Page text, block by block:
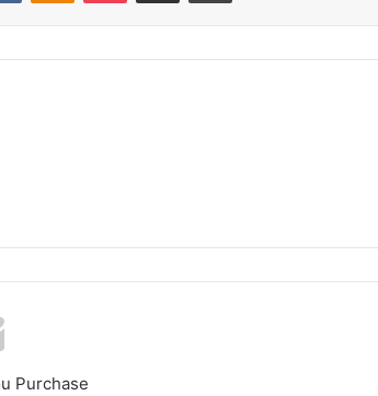
Purchase